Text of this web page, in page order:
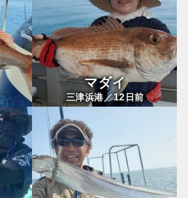
マダイ
三津浜港／12 日前